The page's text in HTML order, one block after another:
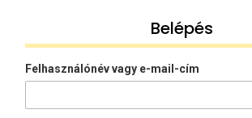
Belépés
Felhasználónév vagy e-mail-cím